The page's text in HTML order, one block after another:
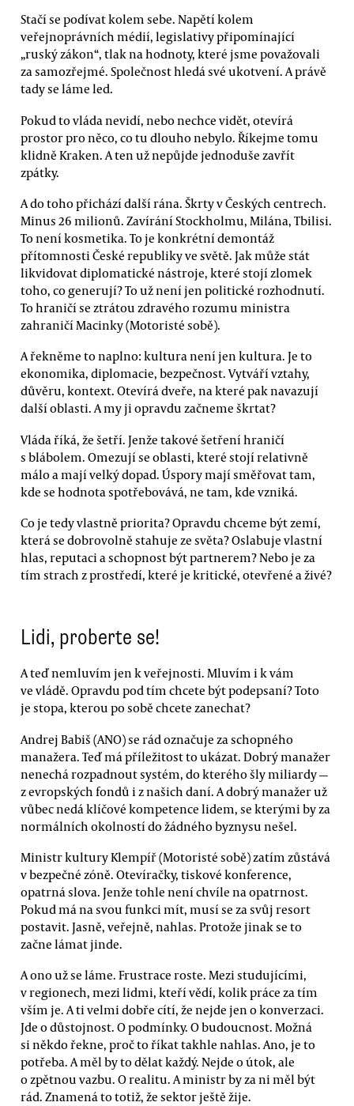
Stačí se podívat kolem sebe. Napětí kolem
veřejnoprávních médií, legislativy připomínající
„ruský zákon“, tlak na hodnoty, které jsme považovali
za samozřejmé. Společnost hledá své ukotvení. A právě
tady se láme led.
Pokud to vláda nevidí, nebo nechce vidět, otevírá
prostor pro něco, co tu dlouho nebylo. Říkejme tomu
klidně Kraken. A ten už nepůjde jednoduše zavřít
zpátky.
A do toho přichází další rána. Škrty v Českých centrech.
Minus 26 milionů. Zavírání Stockholmu, Milána, Tbilisi.
To není kosmetika. To je konkrétní demontáž
přítomnosti České republiky ve světě. Jak může stát
likvidovat diplomatické nástroje, které stojí zlomek
toho, co generují? To už není jen politické rozhodnutí.
To hraničí se ztrátou zdravého rozumu ministra
zahraničí Macinky (Motoristé sobě).
A řekněme to naplno: kultura není jen kultura. Je to
ekonomika, diplomacie, bezpečnost. Vytváří vztahy,
důvěru, kontext. Otevírá dveře, na které pak navazují
další oblasti. A my ji opravdu začneme škrtat?
Vláda říká, že šetří. Jenže takové šetření hraničí
s blábolem. Omezují se oblasti, které stojí relativně
málo a mají velký dopad. Úspory mají směřovat tam,
kde se hodnota spotřebovává, ne tam, kde vzniká.
Co je tedy vlastně priorita? Opravdu chceme být zemí,
která se dobrovolně stahuje ze světa? Oslabuje vlastní
hlas, reputaci a schopnost být partnerem? Nebo je za
tím strach z prostředí, které je kritické, otevřené a živé?
Lidi, proberte se!
A teď nemluvím jen k veřejnosti. Mluvím i k vám
ve vládě. Opravdu pod tím chcete být podepsaní? Toto
je stopa, kterou po sobě chcete zanechat?
Andrej Babiš (ANO) se rád označuje za schopného
manažera. Teď má příležitost to ukázat. Dobrý manažer
nenechá rozpadnout systém, do kterého šly miliardy —
z evropských fondů i z našich daní. A dobrý manažer už
vůbec nedá klíčové kompetence lidem, se kterými by za
normálních okolností do žádného byznysu nešel.
Ministr kultury Klempíř (Motoristé sobě) zatím zůstává
v bezpečné zóně. Otevíračky, tiskové konference,
opatrná slova. Jenže tohle není chvíle na opatrnost.
Pokud má na svou funkci mít, musí se za svůj resort
postavit. Jasně, veřejně, nahlas. Protože jinak se to
začne lámat jinde.
A ono už se láme. Frustrace roste. Mezi studujícími,
v regionech, mezi lidmi, kteří vědí, kolik práce za tím
vším je. A ti velmi dobře cítí, že nejde jen o konverzaci.
Jde o důstojnost. O podmínky. O budoucnost. Možná
si někdo řekne, proč to říkat takhle nahlas. Ano, je to
potřeba. A měl by to dělat každý. Nejde o útok, ale
o zpětnou vazbu. O realitu. A ministr by za ni měl být
rád. Znamená to totiž, že sektor ještě žije.